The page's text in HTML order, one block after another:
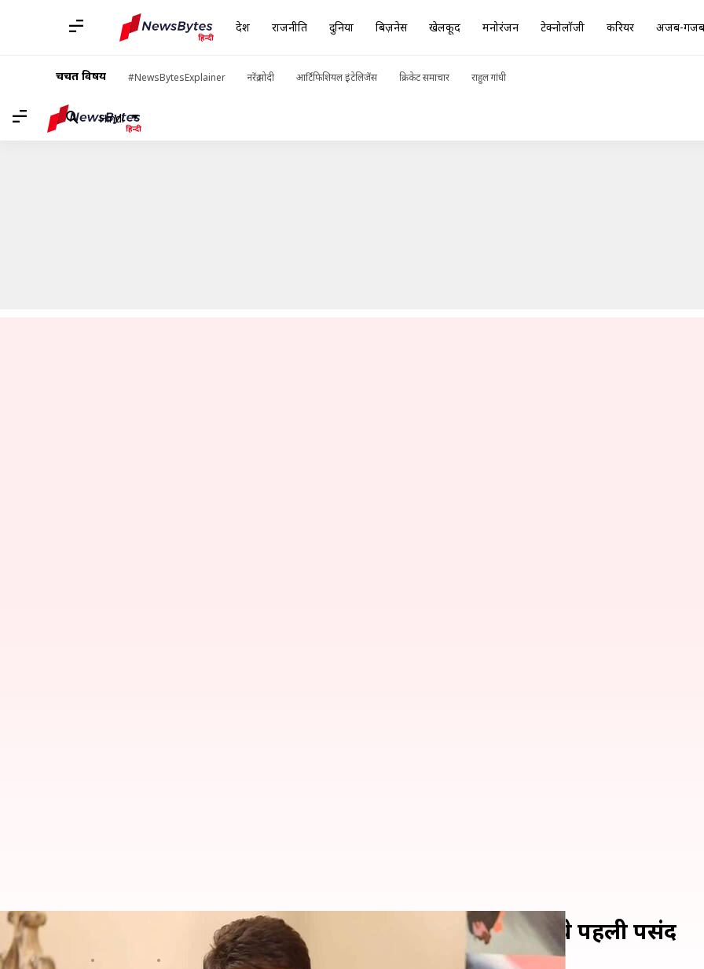
देश राजनीति दुनिया बिज़नेस खेलकूद मनोरंजन टेक्नोलॉजी करियर अजब-गजब
चर्चित विषय #NewsBytesExplainer नरेंद्र मोदी आर्टिफिशियल इंटेलिजेंस क्रिकेट समाचार राहुल गांधी
Hindi
खबरें मनोरंजन की खबरें / क्या आप जानते हैं? 'पुष्पा' के लिए अल्लू अर्जुन नहीं, महेश बाबू थे पहली पसंद
क्या आप जानते हैं? 'पुष्पा' के लिए अल्लू अर्जुन नहीं, महेश बाबू थे पहली पसंद
लेखन चंद्रशेखर कुमार 05:27 pm